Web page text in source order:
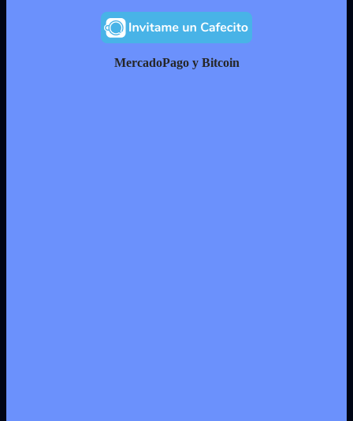
MercadoPago y Bitcoin